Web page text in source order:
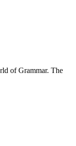
of Grammar. The